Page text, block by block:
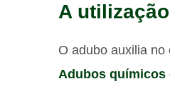
A
O adubo auxilia
Adubos químicos